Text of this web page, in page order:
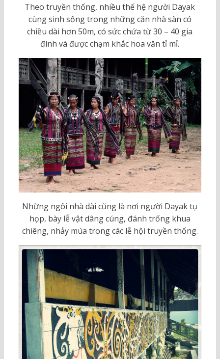
Theo truyền thống, nhiều thế hệ người Dayak
cùng sinh sống trong những căn nhà sàn có
chiều dài hơn 50m, có sức chứa từ 30 – 40 gia
đình và được chạm khắc hoa văn tỉ mỉ.
Những ngôi nhà dài cũng là nơi người Dayak tụ
họp, bày lễ vật dâng cúng, đánh trống khua
chiêng, nhảy múa trong các lễ hội truyền thống.